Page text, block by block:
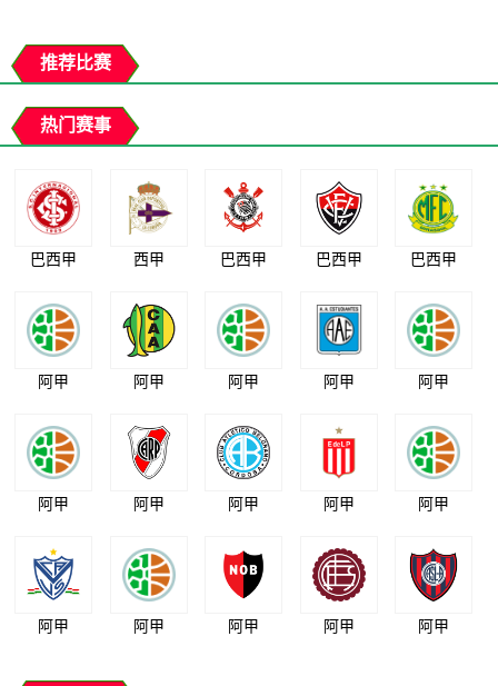
推荐比赛
热门赛事
巴西甲 西甲 巴西甲 巴西甲 巴西甲
阿甲 阿甲 阿甲 阿甲 阿甲
阿甲 阿甲 阿甲 阿甲 阿甲
阿甲 阿甲 阿甲 阿甲 阿甲